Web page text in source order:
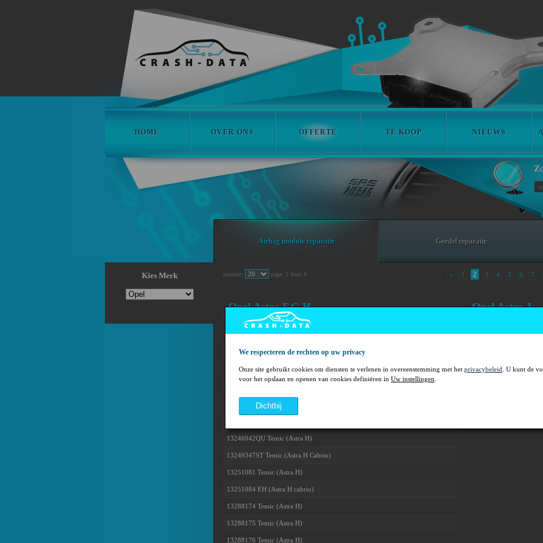
HOME OVER ONS OFFERTE TE KOOP NIEUWS
PRIVACYBELEID
Z
Kies Merk
Airbag module reparatie Gordel reparatie
number: page: 2 from 8 « 1 2 3 4 5 6 7
Opel Astra F,G,H
13188855 Temic (Astra H)
13188857 Temic (Astra H)
13203263 Temic (Astra H)
13246042QU Temic (Astra H)
13249347ST Temic (Astra H Cabrio)
13251081 Temic (Astra H)
13251084 EH (Astra H cabrio)
13288174 Temic (Astra H)
13288175 Temic (Astra H)
13288176 Temic (Astra H)
Opel Astra J
We respecteren de rechten op uw privacy
Onze site gebruikt cookies om diensten te verlenen in overeenstemming met het privacybeleid. U kunt de voorwaarden
voor het opslaan en openen van cookies definiëren in Uw instellingen.
dichtbij